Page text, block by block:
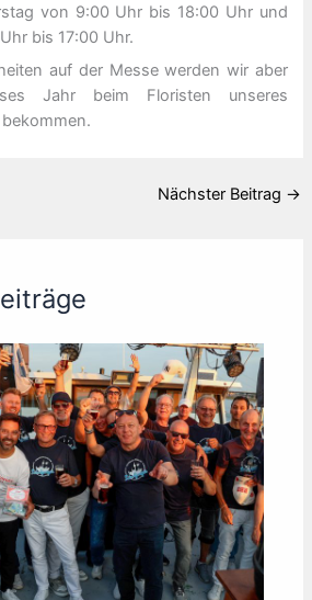
von 9:00 Uhr bis 18:00 Uhr und
bis 17:00 Uhr.
auf der Messe werden wir aber
Jahr beim Floristen unseres
Nächster Beitrag →